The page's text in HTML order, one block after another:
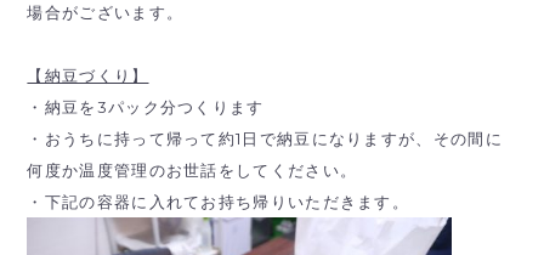
場合がございます。
【納豆づくり】
・納豆を3パック分つくります
・おうちに持って帰って約1日で納豆になりますが、その間に
何度か温度管理のお世話をしてください。
・下記の容器に入れてお持ち帰りいただきます。